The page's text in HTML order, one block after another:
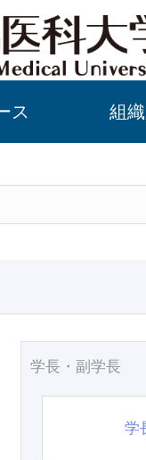
ス 組
学長・副学長
学